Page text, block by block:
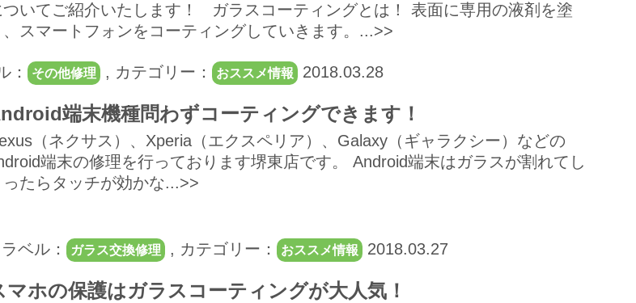
ついてご紹介いたします！ ガラスコーティングとは！ 表面に専用の液剤を塗
、スマートフォンをコーティングしていきます。...>>
： その他修理 , カテゴリー： おススメ情報 2018.03.28
端末機種問わずコーティングできます！
（ネクサス）、Xperia（エクスペリア）、Galaxy（ギャラクシー）などの
端末の修理を行っております堺東店です。 Android端末はガラスが割れてし
ったらタッチが効かな...>>
ラベル： ガラス交換修理 , カテゴリー： おススメ情報 2018.03.27
マホの保護はガラスコーティングが大人気！